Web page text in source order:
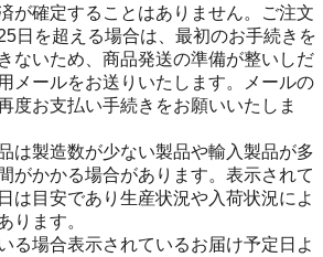
が確定することはありません。ご注文
日を超える場合は、最初のお手続きを
ないため、商品発送の準備が整いしだ
メールをお送りいたします。メールの
度お支払い手続きをお願いいたしま
は製造数が少ない製品や輸入製品が多
がかかる場合があります。表示されて
は目安であり生産状況や入荷状況によ
ります。
る場合表示されているお届け予定日よ